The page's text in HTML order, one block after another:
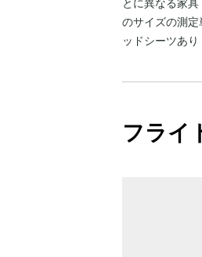
とに異なる
のサイズの
ッドシーツ
フライ